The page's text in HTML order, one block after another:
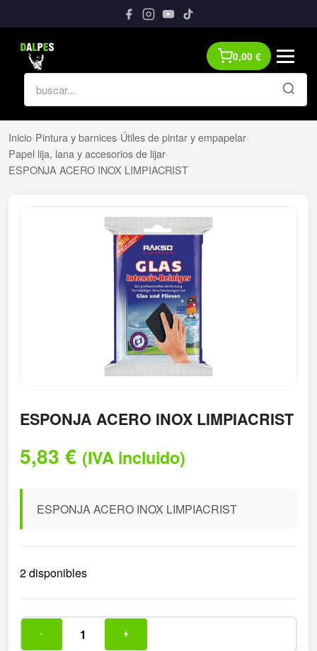
0,00 €
Inicio›Pintura y barnices›Útiles de pintar y empapelar›
Papel lija, lana y accesorios de lijar›
ESPONJA ACERO INOX LIMPIACRIST
ESPONJA ACERO INOX LIMPIACRIST
5,83 € (IVA incluido)
ESPONJA ACERO INOX LIMPIACRIST
2 disponibles
- +